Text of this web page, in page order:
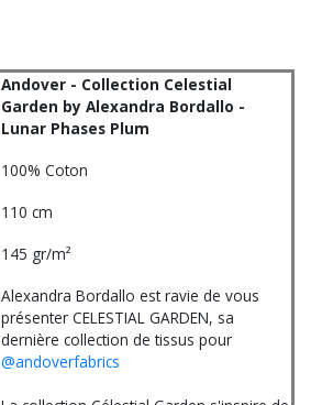
Andover - Collection Celestial
Garden by Alexandra Bordallo -
Lunar Phases Plum
100% Coton
110 cm
145 gr/m²
Alexandra Bordallo est ravie de vous
présenter CELESTIAL GARDEN, sa
dernière collection de tissus pour
@andoverfabrics